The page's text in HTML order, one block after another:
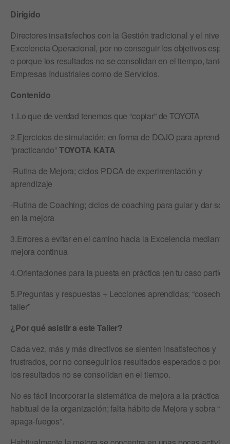
Dirigido
Directores insatisfechos con la Gestión tradicional y el nivel
Excelencia Operacional, por no conseguir los objetivos
o porque los resultados no se consolidan en el tiempo, tanto
Empresas Industriales como de Servicios.
Contenido
1.Lo que de verdad tenemos que “copiar” de TOYOTA
2.Ejercicios de simulación; en forma de DOJO para aprender
“practicando”TOYOTA KATA
-Rutina de Mejora; ciclos PDCA de experimentación y
aprendizaje
-Rutina de Coaching; ciclos de coaching para guiar y dar
en la mejora
3.Errores a evitar en el camino hacia la Excelencia mediante
mejora continua
4.Orientaciones para la puesta en práctica (en tu caso
5.Preguntas y respuestas + Lecciones aprendidas; “cosecha
taller”
¿Por qué asistir a este Taller?
Cada vez, más y más directivos se sienten insatisfechos y
frustrados, por no conseguir los resultados esperados o
los resultados no se consolidan en el tiempo.
No es fácil incorporar la sistemática de mejora a la práctica
habitual de la organización; falta hábito de Mejora y sobra
apaga-fuegos”.